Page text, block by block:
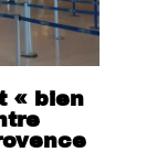
« bien